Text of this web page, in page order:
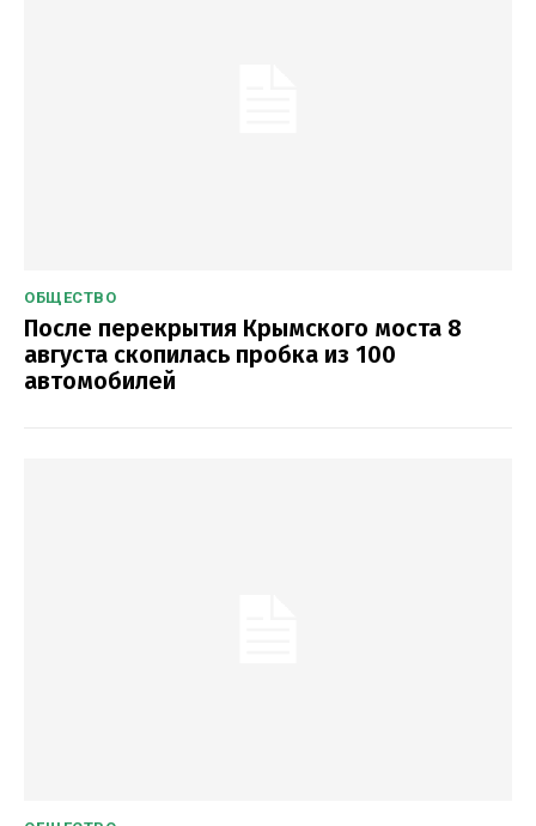
ОБЩЕСТВО
После перекрытия Крымского моста 8
августа скопилась пробка из 100
автомобилей